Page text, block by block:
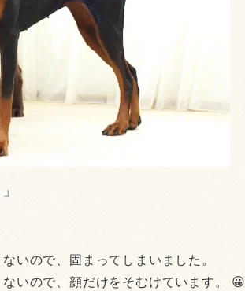
いので、固まってしまいました。
いので、顔だけをそむけています。 😀